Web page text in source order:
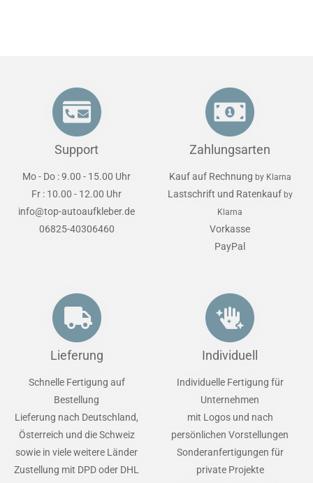
Support
Mo - Do : 9.00 - 15.00 Uhr
Fr : 10.00 - 12.00 Uhr
info@top-autoaufkleber.de
06825-40306460
Zahlungsarten
Kauf auf Rechnung by Klarna
Lastschrift und Ratenkauf by
Klarna
Vorkasse
PayPal
Lieferung
Schnelle Fertigung auf
Bestellung
Lieferung nach Deutschland,
Österreich und die Schweiz
sowie in viele weitere Länder
Zustellung mit DPD oder DHL
Individuell
Individuelle Fertigung für
Unternehmen
mit Logos und nach
persönlichen Vorstellungen
Sonderanfertigungen für
private Projekte